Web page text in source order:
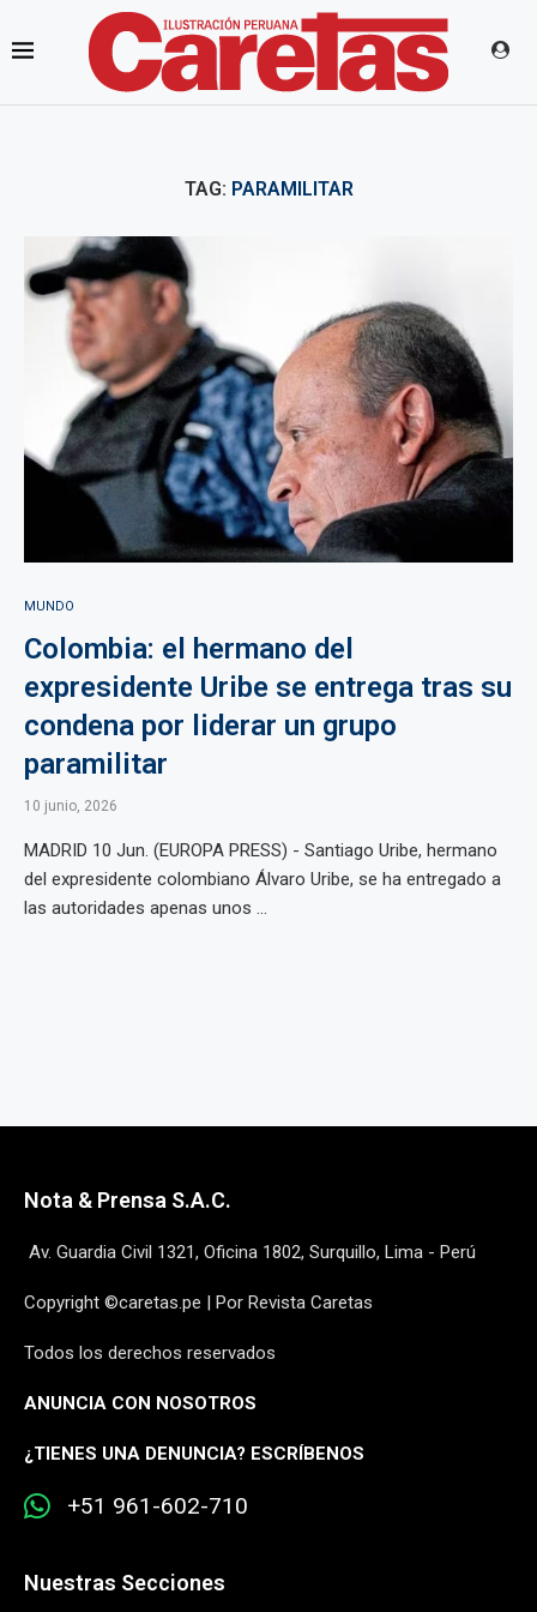
TAG: PARAMILITAR
MUNDO
Colombia: el hermano del
expresidente Uribe se entrega tras su
condena por liderar un grupo
paramilitar
10 junio, 2026
MADRID 10 Jun. (EUROPA PRESS) - Santiago Uribe, hermano
del expresidente colombiano Álvaro Uribe, se ha entregado a
las autoridades apenas unos ...
Nota & Prensa S.A.C.
Av. Guardia Civil 1321, Oficina 1802, Surquillo, Lima - Perú
Copyright ©caretas.pe | Por Revista Caretas
Todos los derechos reservados
ANUNCIA CON NOSOTROS
¿TIENES UNA DENUNCIA? ESCRÍBENOS
+51 961-602-710
Nuestras Secciones